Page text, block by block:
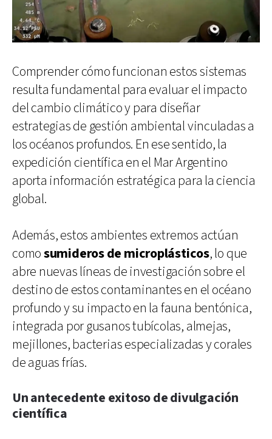
Comprender cómo funcionan estos sistemas
resulta fundamental para evaluar el impacto
del cambio climático y para diseñar
estrategias de gestión ambiental vinculadas a
los océanos profundos. En ese sentido, la
expedición científica en el Mar Argentino
aporta información estratégica para la ciencia
global.
Además, estos ambientes extremos actúan
comosumideros de microplásticos, lo que
abre nuevas líneas de investigación sobre el
destino de estos contaminantes en el océano
profundo y su impacto en la fauna bentónica,
integrada por gusanos tubícolas, almejas,
mejillones, bacterias especializadas y corales
de aguas frías.
Un antecedente exitoso de divulgación
científica